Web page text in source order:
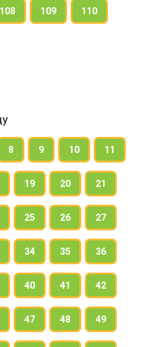
108 109 110
8 9 10 11
19 20 21
25 26 27
34 35 36
40 41 42
47 48 49